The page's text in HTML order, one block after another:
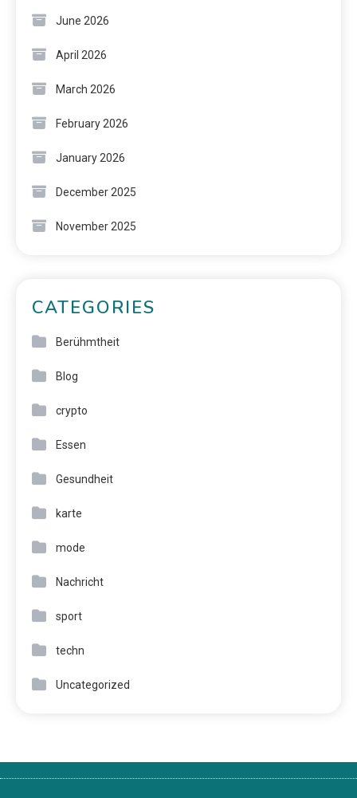
June 2026
April 2026
March 2026
February 2026
January 2026
December 2025
November 2025
CATEGORIES
Berühmtheit
Blog
crypto
Essen
Gesundheit
karte
mode
Nachricht
sport
techn
Uncategorized